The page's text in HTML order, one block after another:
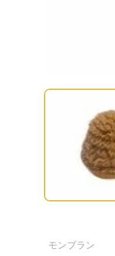
モンブラン